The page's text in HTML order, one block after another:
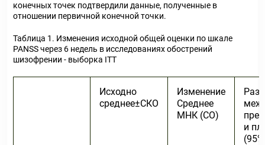
конечных точек подтвердили данные, полученные в
отношении первичной конечной точки.
Таблица 1. Изменения исходной общей оценки по шкале
PANSS через 6 недель в исследованиях обострений
шизофрении - выборка ITT
Исходно
среднее±СКО
Изменение
Среднее
МНК (СО)
и